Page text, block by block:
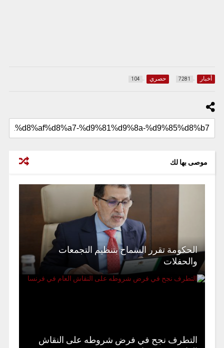
أخبار 7281 حصري 104
موصى بها لك
الحكومة تقرر السماح بتنظيم التجمعات
والحفلات
التطرف نجح في فرض شروطه على النقاش